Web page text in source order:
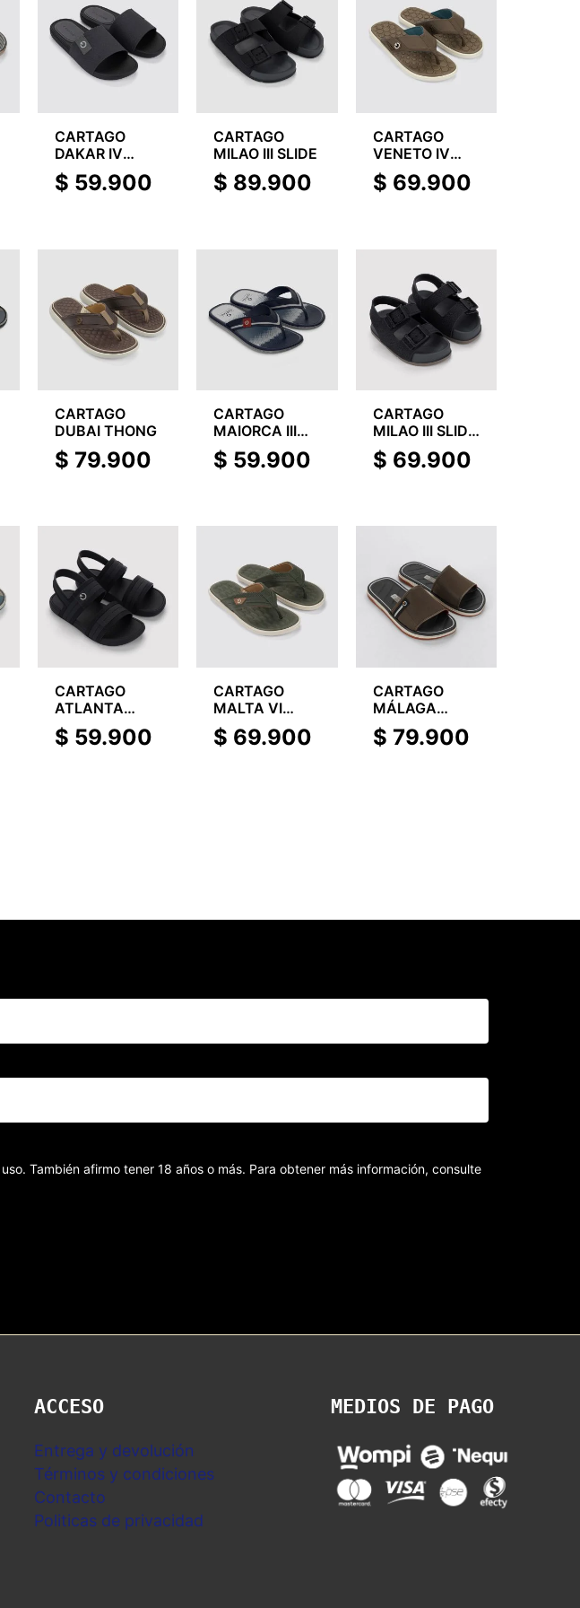
CARTAGO
DAKAR IV
SLIDE
$ 59.900
CARTAGO
MILAO III SLIDE
$ 89.900
CARTAGO
VENETO IV
THONG
$ 69.900
CARTAGO
DUBAI THONG
$ 79.900
CARTAGO
MAIORCA III
THONG
$ 59.900
CARTAGO
MILAO III SLIDE
BABY
$ 69.900
CARTAGO
ATLANTA
SAND KIDS
$ 59.900
CARTAGO
MALTA VI
THONG AD
$ 69.900
CARTAGO
MÁLAGA
SPORT SLIDE
AD
$ 79.900
También afirmo tener 18 años o más. Para obtener más información, consulte
ACCESO
Entrega y devolución
Términos y condiciones
Contacto
Politicas de privacidad
MEDIOS DE PAGO